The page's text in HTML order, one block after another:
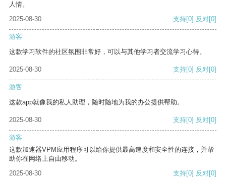
人情。
2025-08-30
支持[0] 反对[0]
游客
这款学习软件的社区氛围非常好，可以与其他学习者交流学习心得。
2025-08-30 支持[0] 反对[0]
游客
这款app就像我的私人助理，随时随地为我的办公提供帮助。
2025-08-30 支持[0] 反对[0]
游客
这款加速器VPM应用程序可以给你提供最高速度和安全性的连接，并帮
助你在网络上自由移动。
2025-08-30
支持[0] 反对[0]